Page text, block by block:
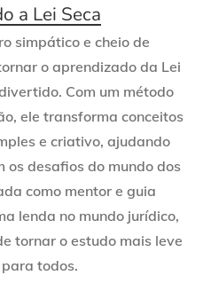
a Lei Seca
simpático e cheio de
o aprendizado da Lei
Com um método
ele transforma conceitos
e criativo, ajudando
os desafios do mundo dos
como mentor e guia
lenda no mundo jurídico,
tornar o estudo mais leve
todos.